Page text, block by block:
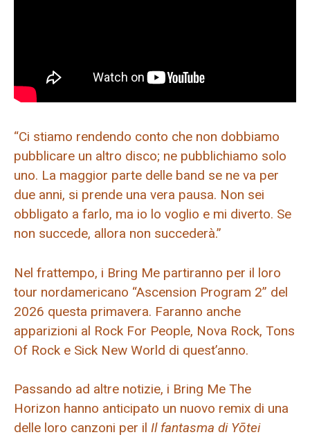
“Ci stiamo rendendo conto che non dobbiamo
pubblicare un altro disco; ne pubblichiamo solo
uno. La maggior parte delle band se ne va per
due anni, si prende una vera pausa. Non sei
obbligato a farlo, ma io lo voglio e mi diverto. Se
non succede, allora non succederà.”
Nel frattempo, i Bring Me partiranno per il loro
tour nordamericano “Ascension Program 2” del
2026 questa primavera. Faranno anche
apparizioni al Rock For People, Nova Rock, Tons
Of Rock e Sick New World di quest’anno.
Passando ad altre notizie, i Bring Me The
Horizon hanno anticipato un nuovo remix di una
delle loro canzoni per il Il fantasma di Yōtei